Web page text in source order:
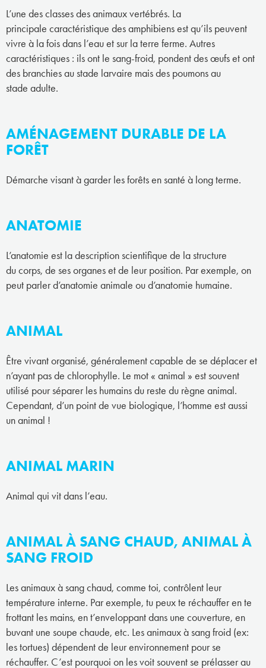
L’une des classes des animaux vertébrés. La
principale caractéristique des amphibiens est qu’ils peuvent
vivre à la fois dans l’eau et sur la terre ferme. Autres
caractéristiques : ils ont le sang-froid, pondent des œufs et ont
des branchies au stade larvaire mais des poumons au
stade adulte.
AMÉNAGEMENT DURABLE DE LA
FORÊT
Démarche visant à garder les forêts en santé à long terme.
ANATOMIE
L’anatomie est la description scientifique de la structure
du corps, de ses organes et de leur position. Par exemple, on
peut parler d’anatomie animale ou d’anatomie humaine.
ANIMAL
Être vivant organisé, généralement capable de se déplacer et
n’ayant pas de chlorophylle. Le mot « animal » est souvent
utilisé pour séparer les humains du reste du règne animal.
Cependant, d’un point de vue biologique, l’homme est aussi
un animal !
ANIMAL MARIN
Animal qui vit dans l’eau.
ANIMAL À SANG CHAUD, ANIMAL À
SANG FROID
Les animaux à sang chaud, comme toi, contrôlent leur
température interne. Par exemple, tu peux te réchauffer en te
frottant les mains, en t’enveloppant dans une couverture, en
buvant une soupe chaude, etc. Les animaux à sang froid (ex:
les tortues) dépendent de leur environnement pour se
réchauffer. C’est pourquoi on les voit souvent se prélasser au